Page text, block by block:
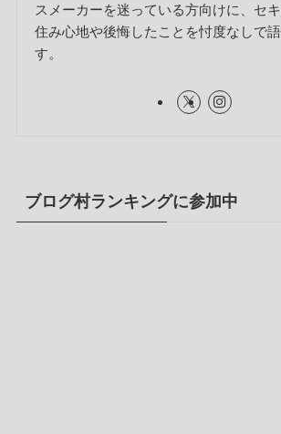
スメーカーを迷っている方向けに、セ
住み心地や後悔したことを忖度なしで
す。
ブログ村ランキングに参加中